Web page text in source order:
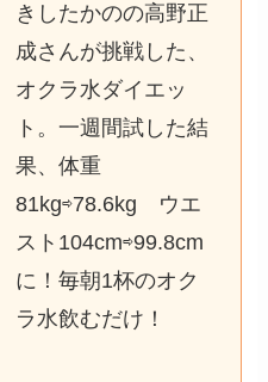
きしたかのの高野正
成さんが挑戦した、
オクラ水ダイエッ
ト。一週間試した結
果、体重
81kg⇨78.6kg ウエ
スト104cm⇨99.8cm
に！毎朝1杯のオク
ラ水飲むだけ！